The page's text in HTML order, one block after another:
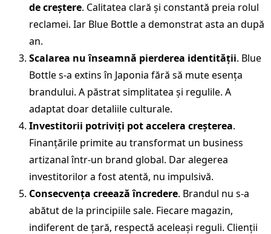
de creștere. Calitatea clară și constantă preia rolul
reclamei. Iar Blue Bottle a demonstrat asta an după
an.
Scalarea nu înseamnă pierderea identității. Blue
Bottle s-a extins în Japonia fără să mute esența
brandului. A păstrat simplitatea și regulile. A
adaptat doar detaliile culturale.
Investitorii potriviți pot accelera creșterea.
Finanțările primite au transformat un business
artizanal într-un brand global. Dar alegerea
investitorilor a fost atentă, nu impulsivă.
Consecvența creează încredere. Brandul nu s-a
abătut de la principiile sale. Fiecare magazin,
indiferent de țară, respectă aceleași reguli. Clienții